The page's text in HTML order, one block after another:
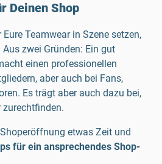
Deinen Shop
Teamwear in Szene setzen,
zwei Gründen: Ein gut
einen professionellen
aber auch bei Fans,
Es trägt aber auch dazu bei,
zurechtfinden.
etwas Zeit und
für ein ansprechendes Shop-